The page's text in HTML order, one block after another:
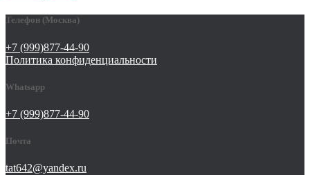
Телефон (Москва)
+7 (999)877-44-90
Политика конфиденциальности
Whatsapp
+7 (999)877-44-90
Почта
tat642@yandex.ru